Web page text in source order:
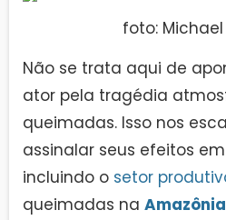
foto:
Não se trata aqui de
ator pela tragédia
queimadas. Isso nos
assinalar seus efeitos
incluindo o setor
queimadas na Amazônia